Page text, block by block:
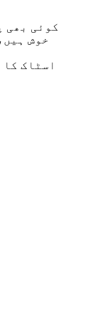
کوئی بھی
خوش
اسٹاک کا